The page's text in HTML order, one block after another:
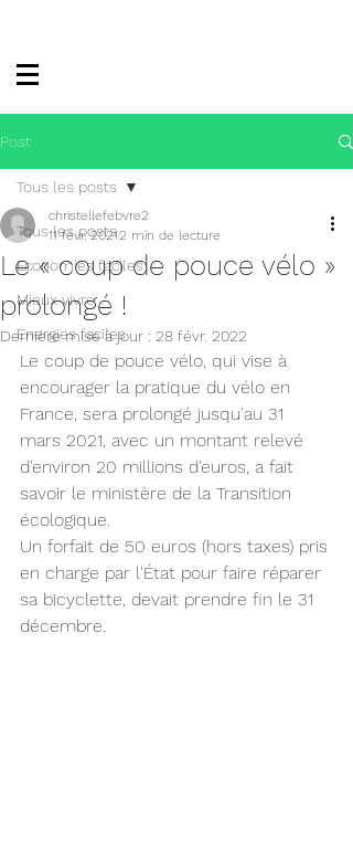
Post
Tous les posts
Economies faciles
Mieux vivre
Energies faciles
Tous les posts
Le « coup de pouce vélo »
prolongé !
christellefebvre2
11 févr. 20212 min de lecture
Dernière mise à jour : 28 févr. 2022
Le coup de pouce vélo, qui vise à
encourager la pratique du vélo en
France, sera prolongé jusqu'au 31
mars 2021, avec un montant relevé
d'environ 20 millions d'euros, a fait
savoir le ministère de la Transition
écologique.
Un forfait de 50 euros (hors taxes) pris
en charge par l'État pour faire réparer
sa bicyclette, devait prendre fin le 31
décembre.